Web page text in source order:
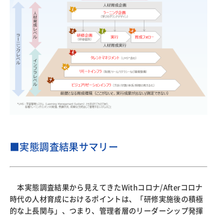
■実態調査結果サマリー
本実態調査結果から見えてきたWithコロナ/Afterコロナ
時代の人材育成におけるポイントは、「研修実施後の積極
的な上長関与」、つまり、管理者層のリーダーシップ発揮